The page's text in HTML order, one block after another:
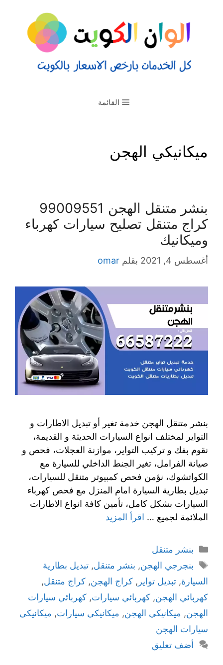
القائمة
ميكانيكي الهجن
كراج متنقل تصليح سيارات كهرباء
وميكانيك
أغسطس 4, 2021 بقلم omar
بنشر متنقل الهجن خدمة تغير أو تبديل الاطارات و
التواير لمختلف انواع السيارات الحديثة و القديمة،
نقوم بفك و تركيب التواير، موازنة العجلات، فحص و
صيانة الفرامل، تغير الجنط الداخلي للسيارة مع
الكواتشوك، نؤمن فحص كمبيوتر متنقل للسيارات،
تبديل بطارية السيارة امام المنزل مع فحص كهرباء
السيارات بشكل كامل، تأمين كافة انواع الاطارات
الملائمة لجميع … اقرأ المزيد
بنشر متنقل
بنجرجي الهجن, بنشر متنقل, تبديل بطارية
السيارة, تبديل تواير , كراج الهجن, كراج متنقل,
كهربائي الهجن, كهربائي سيارات, كهربائي سيارات
الهجن, ميكانيكي الهجن, ميكانيكي سيارات, ميكانيكي
سيارات الهجن
أضف تعليق